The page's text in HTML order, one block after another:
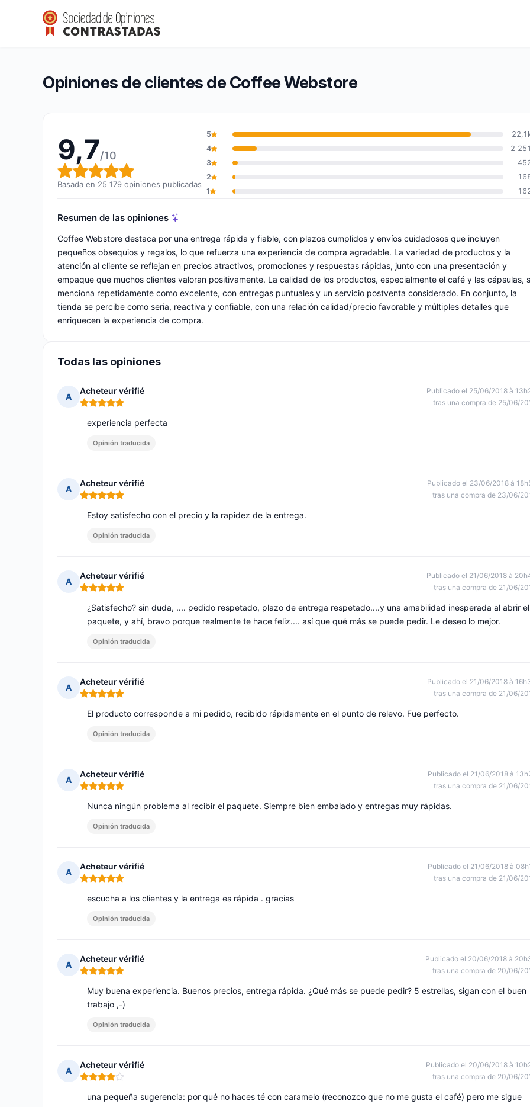
Coffee Webstore
Calificación global: 9,7 de 10
9,7/10(25 179 opiniones)
Opiniones de clientes de Coffee Webstore
9,7/10
Calificación global: 9,7 de 10
Basada en 25 179 opiniones publicadas
5
4
2 251
3
2
1
Resumen de las opiniones
Coffee Webstore destaca por una entrega rápida y fiable, con plazos cumplidos y envíos cuidadosos que incluyen
pequeños obsequios y regalos, lo que refuerza una experiencia de compra agradable. La variedad de productos y la
atención al cliente se reflejan en precios atractivos, promociones y respuestas rápidas, junto con una presentación y
empaque que muchos clientes valoran positivamente. La calidad de los productos, especialmente el café y las cápsulas,
menciona repetidamente como excelente, con entregas puntuales y un servicio postventa considerado. En conjunto, la
tienda se percibe como seria, reactiva y confiable, con una relación calidad/precio favorable y múltiples detalles que
enriquecen la experiencia de compra.
Todas las opiniones
A
Acheteur vérifié
Nota: 5 de 5
Publicado el 25/06/2018 à
tras una compra de 25/06/
experiencia perfecta
Opinión traducida
A
Acheteur vérifié
Nota: 5 de 5
Publicado el 23/06/2018 à
tras una compra de 23/06/
Estoy satisfecho con el precio y la rapidez de la entrega.
Opinión traducida
A
Acheteur vérifié
Nota: 5 de 5
Publicado el 21/06/2018 à
tras una compra de 21/06/
¿Satisfecho? sin duda, .... pedido respetado, plazo de entrega respetado....y una amabilidad inesperada al abrir el
paquete, y ahí, bravo porque realmente te hace feliz.... así que qué más se puede pedir. Le deseo lo mejor.
Opinión traducida
A
Acheteur vérifié
Nota: 5 de 5
Publicado el 21/06/2018 à
tras una compra de 21/06/
El producto corresponde a mi pedido, recibido rápidamente en el punto de relevo. Fue perfecto.
Opinión traducida
A
Acheteur vérifié
Nota: 5 de 5
Publicado el 21/06/2018 à
tras una compra de 21/06/
Nunca ningún problema al recibir el paquete. Siempre bien embalado y entregas muy rápidas.
Opinión traducida
A
Acheteur vérifié
Nota: 5 de 5
Publicado el 21/06/2018 à
tras una compra de 21/06/
escucha a los clientes y la entrega es rápida . gracias
Opinión traducida
A
Acheteur vérifié
Nota: 5 de 5
Publicado el 20/06/2018 à
tras una compra de 20/06/
Muy buena experiencia. Buenos precios, entrega rápida. ¿Qué más se puede pedir? 5 estrellas, sigan con el buen
trabajo ,-)
Opinión traducida
A
Acheteur vérifié
Nota: 4 de 5
Publicado el 20/06/2018 à
tras una compra de 20/06/
una pequeña sugerencia: por qué no haces té con caramelo (reconozco que no me gusta el café) pero me sigue